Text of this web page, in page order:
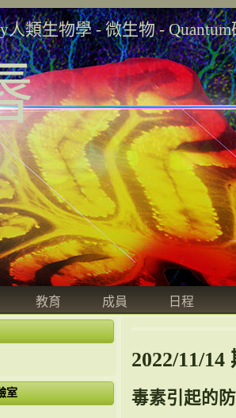
人類生物學 - 微生物 -
教育 成員 日程
室
2022/11/
毒素引起的